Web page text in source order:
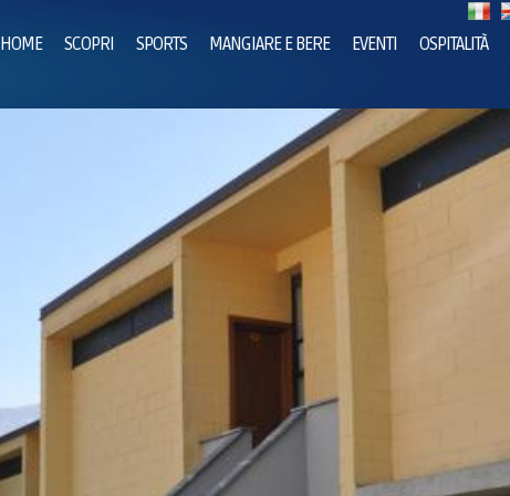
HOME SCOPRI SPORTS MANGIARE E BERE EVENTI OSPITALITÀ